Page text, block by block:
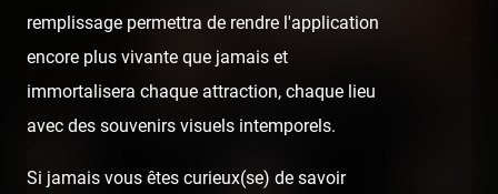
remplissage permettra de rendre l'application
encore plus vivante que jamais et
immortalisera chaque attraction, chaque lieu
avec des souvenirs visuels intemporels.
Si jamais vous êtes curieux(se) de savoir